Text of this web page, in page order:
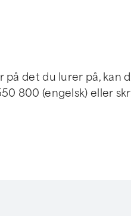
på det du lurer på, kan
800 (engelsk) eller